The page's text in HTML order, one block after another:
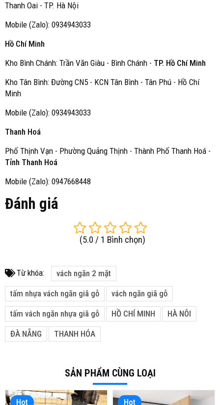
Thanh Oai - TP. Hà Nội
Mobile (Zalo): 0934943033
Hồ Chí Minh
Kho Bình Chánh: Trần Văn Giàu - Bình Chánh - TP. Hồ Chí Minh
Kho Tân Bình: Đường CN5 - KCN Tân Bình - Tân Phú - Hồ Chí
Minh
Mobile (Zalo): 0934943033
Thanh Hoá
Phố Thịnh Vạn - Phường Quảng Thịnh - Thành Phố Thanh Hoá -
Tỉnh Thanh Hoá
Mobile (Zalo): 0947668448
Đánh giá
(5.0 / 1 Bình chọn)
Từ khóa: vách ngăn 2 mặt
tấm nhựa vách ngăn giã gỗ vách ngăn giã gỗ
tấm vách ngăn nhựa giã gỗ HỒ CHÍ MINH HÀ NÔI
ĐÀ NẴNG THANH HÓA
SẢN PHẨM CÙNG LOẠI
Hot Hot